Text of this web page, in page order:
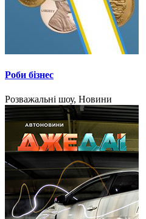
Роби бізнес
Розважальні шоу, Новини